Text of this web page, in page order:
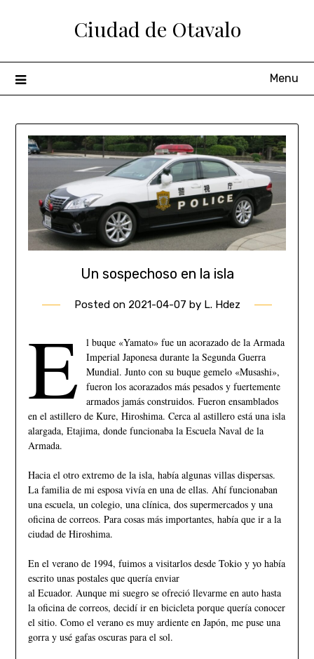
Ciudad de Otavalo
Menu
Un sospechoso en la isla
Posted on 2021-04-07 by L. Hdez
E
l buque «Yamato» fue un acorazado de la Armada
Imperial Japonesa durante la Segunda Guerra
Mundial. Junto con su buque gemelo «Musashi»,
fueron los acorazados más pesados y fuertemente
armados jamás construidos. Fueron ensamblados
en el astillero de Kure, Hiroshima. Cerca al astillero está una isla
alargada, Etajima, donde funcionaba la Escuela Naval de la
Armada.
Hacia el otro extremo de la isla, había algunas villas dispersas.
La familia de mi esposa vivía en una de ellas. Ahí funcionaban
una escuela, un colegio, una clínica, dos supermercados y una
oficina de correos. Para cosas más importantes, había que ir a la
ciudad de Hiroshima.
En el verano de 1994, fuimos a visitarlos desde Tokio y yo había
escrito unas postales que quería enviar
al Ecuador. Aunque mi suegro se ofreció llevarme en auto hasta
la oficina de correos, decidí ir en bicicleta porque quería conocer
el sitio. Como el verano es muy ardiente en Japón, me puse una
gorra y usé gafas oscuras para el sol.